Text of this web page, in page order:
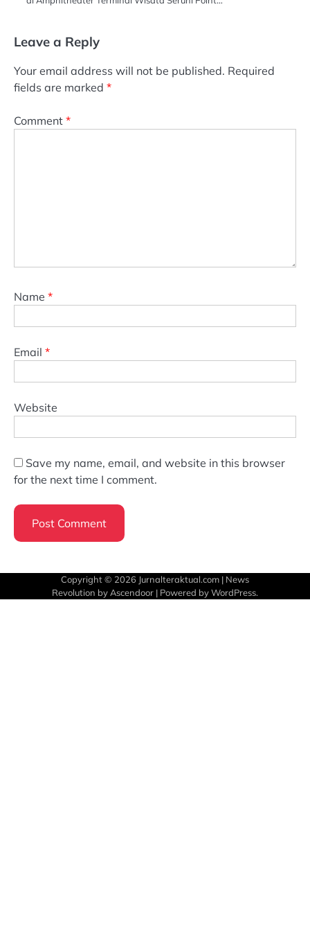
Leave a Reply
Your email address will not be published. Required
fields are marked *
Comment *
Name *
Email *
Website
Save my name, email, and website in this browser
for the next time I comment.
Copyright © 2026 Jurnalteraktual.com | News
Revolution by Ascendoor | Powered byWordPress.